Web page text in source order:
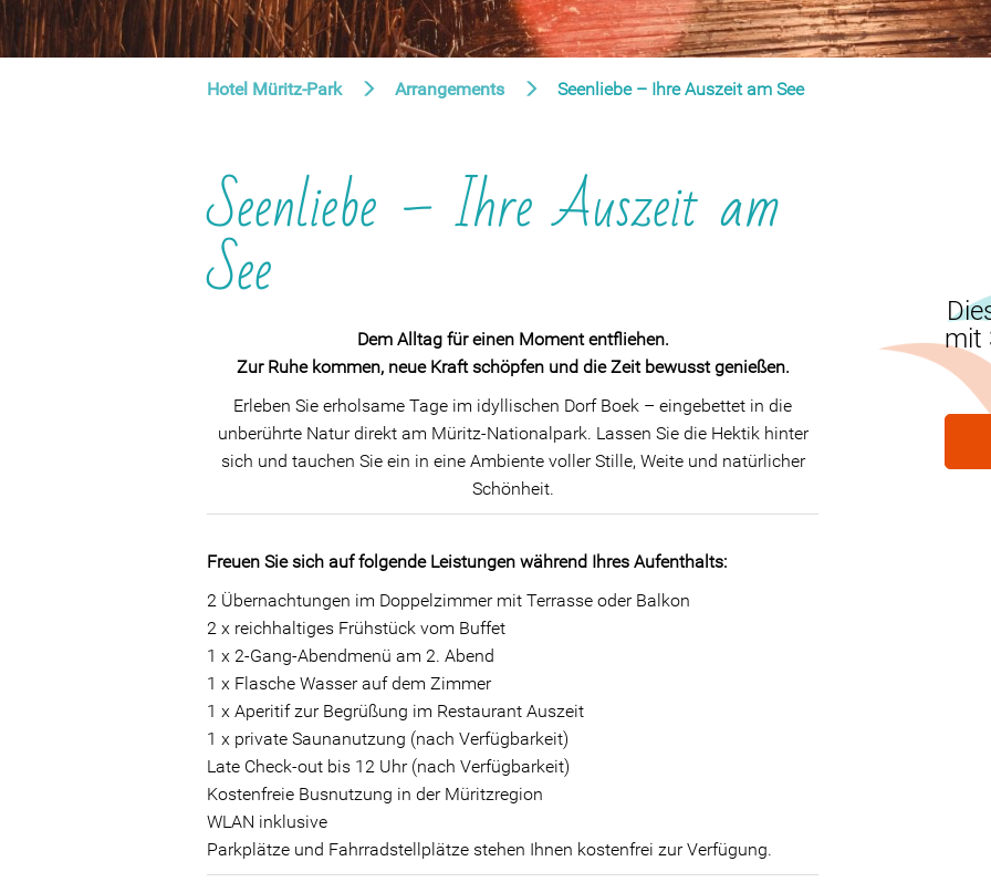
Hotel Müritz-Park Arrangements Seenliebe – Ihre Auszeit am See
Seenliebe – Ihre Auszeit am
See
Dem Alltag für einen Moment entfliehen.
Zur Ruhe kommen, neue Kraft schöpfen und die Zeit bewusst genießen.
Erleben Sie erholsame Tage im idyllischen Dorf Boek – eingebettet in die
unberührte Natur direkt am Müritz-Nationalpark. Lassen Sie die Hektik hinter
sich und tauchen Sie ein in eine Ambiente voller Stille, Weite und natürlicher
Schönheit.
Freuen Sie sich auf folgende Leistungen während Ihres Aufenthalts:
2 Übernachtungen im Doppelzimmer mit Terrasse oder Balkon
2 x reichhaltiges Frühstück vom Buffet
1 x 2-Gang-Abendmenü am 2. Abend
1 x Flasche Wasser auf dem Zimmer
1 x Aperitif zur Begrüßung im Restaurant Auszeit
1 x private Saunanutzung (nach Verfügbarkeit)
Late Check-out bis 12 Uhr (nach Verfügbarkeit)
Kostenfreie Busnutzung in der Müritzregion
WLAN inklusive
Parkplätze und Fahrradstellplätze stehen Ihnen kostenfrei zur Verfügung.
mit